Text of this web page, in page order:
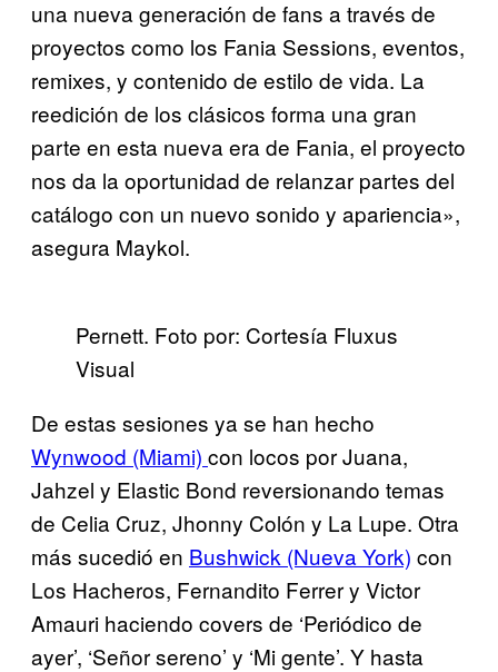
una nueva generación de fans a través de
proyectos como los Fania Sessions, eventos,
remixes, y contenido de estilo de vida. La
reedición de los clásicos forma una gran
parte en esta nueva era de Fania, el proyecto
nos da la oportunidad de relanzar partes del
catálogo con un nuevo sonido y apariencia»,
asegura Maykol.
Pernett. Foto por: Cortesía Fluxus
Visual
De estas sesiones ya se han hecho
Wynwood (Miami) con locos por Juana,
Jahzel y Elastic Bond reversionando temas
de Celia Cruz, Jhonny Colón y La Lupe. Otra
más sucedió en Bushwick (Nueva York) con
Los Hacheros, Fernandito Ferrer y Victor
Amauri haciendo covers de ‘Periódico de
ayer’, ‘Señor sereno’ y ‘Mi gente’. Y hasta